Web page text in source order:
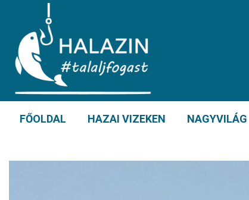
FŐOLDAL HAZAI VIZEKEN NAGYVILÁG